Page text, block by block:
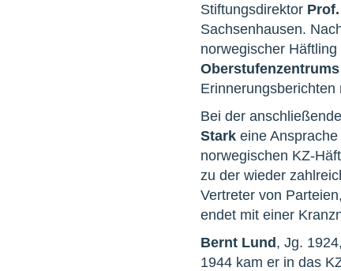
Stiftungsdirektor
Sachsenhausen.
norwegischer
Bei der
Starkeine Ansprache
norwegischen KZ-
zu der wieder
Vertreter von
endet mit einer
Bernt Lund, Jg.
1944 kam er in das